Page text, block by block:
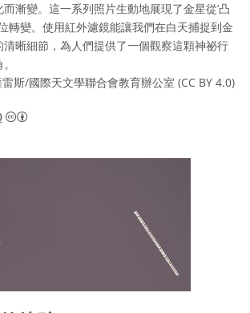
漸變。這一系列照片生動地展現了金星從‘凸
位轉變。使用紅外濾鏡能讓我們在白天捕捉到金
晰細節，為人們提供了一個觀察這顆神祕行
雷斯/國際天文學聯合會教育辦公室 (CC BY 4.0)
Creative Commons 姓名標示 4.0 國際 (CC